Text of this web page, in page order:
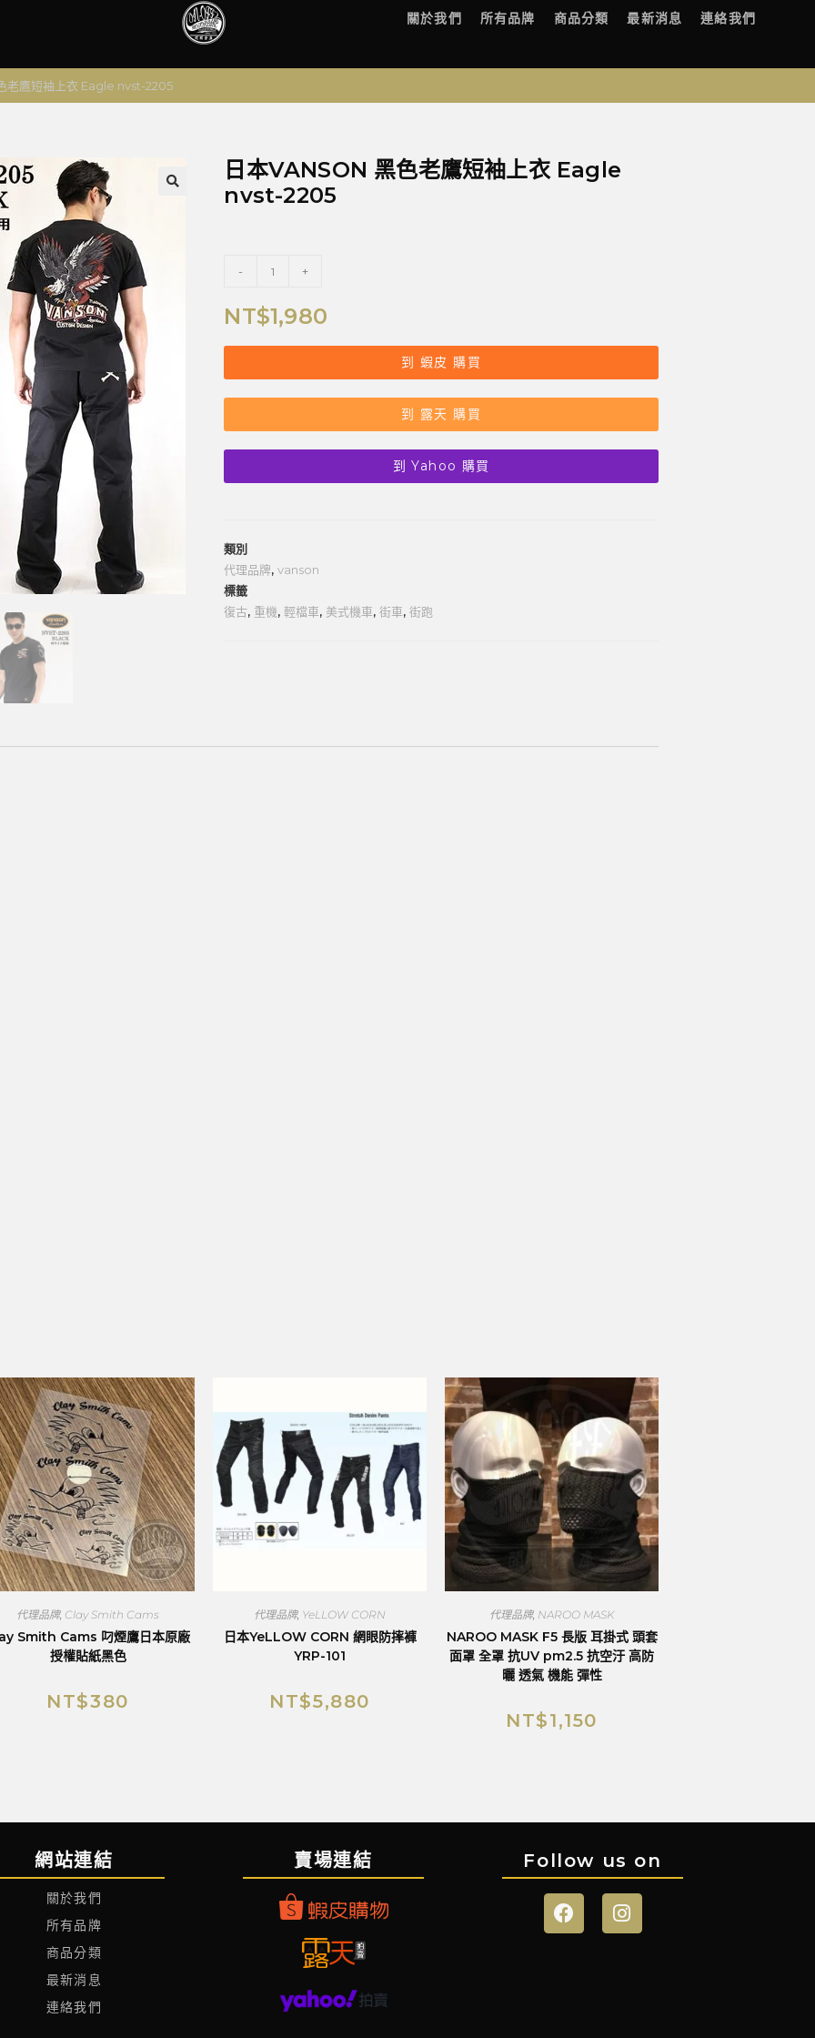
關於我們 所有品牌 商品分類 最新消息 連絡我們
老鷹短袖上衣 Eagle nvst-2205
日本VANSON 黑色老鷹短袖上衣 Eagle
nvst-2205
- +
NT$1,980
到 蝦皮 購買
到 露天 購買
到 Yahoo 購買
類別
代理品牌,vanson
標籤
復古, 重機, 輕檔車, 美式機車,街車,街跑
代理品牌, Clay Smith Cams
Smith Cams 叼煙鷹日本原廠
授權貼紙黑色
NT$380
代理品牌, YeLLOW CORN
日本YeLLOW CORN 網眼防摔褲
YRP-101
NT$5,880
代理品牌, NAROO MASK
NAROO MASK F5 長版 耳掛式 頭套
面罩 全罩 抗UV pm2.5 抗空汙 高防
曬 透氣 機能 彈性
NT$1,150
網站連結
關於我們
所有品牌
商品分類
最新消息
連絡我們
賣場連結 Follow us on